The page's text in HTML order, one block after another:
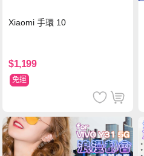
Xiaomi 手環 10
$1,199
免運